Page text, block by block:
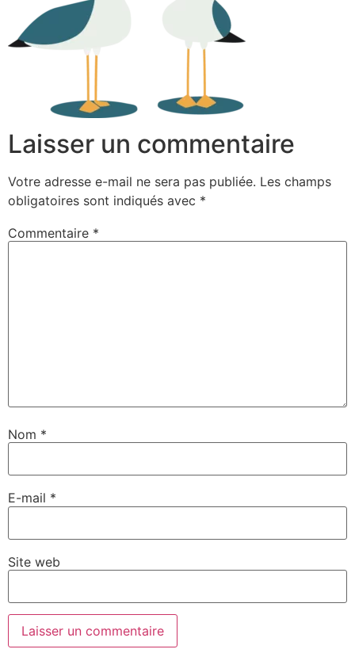
Laisser un commentaire
Votre adresse e-mail ne sera pas publiée. Les champs
obligatoires sont indiqués avec *
Commentaire *
Nom *
E-mail *
Site web